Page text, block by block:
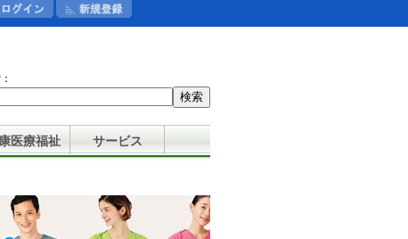
医療福祉 サービス